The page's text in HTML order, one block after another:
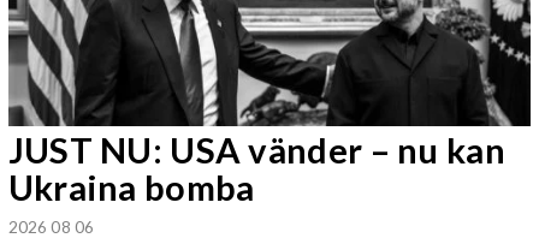
JUST NU: USA vänder – nu kan
Ukraina bomba
2026 08 06